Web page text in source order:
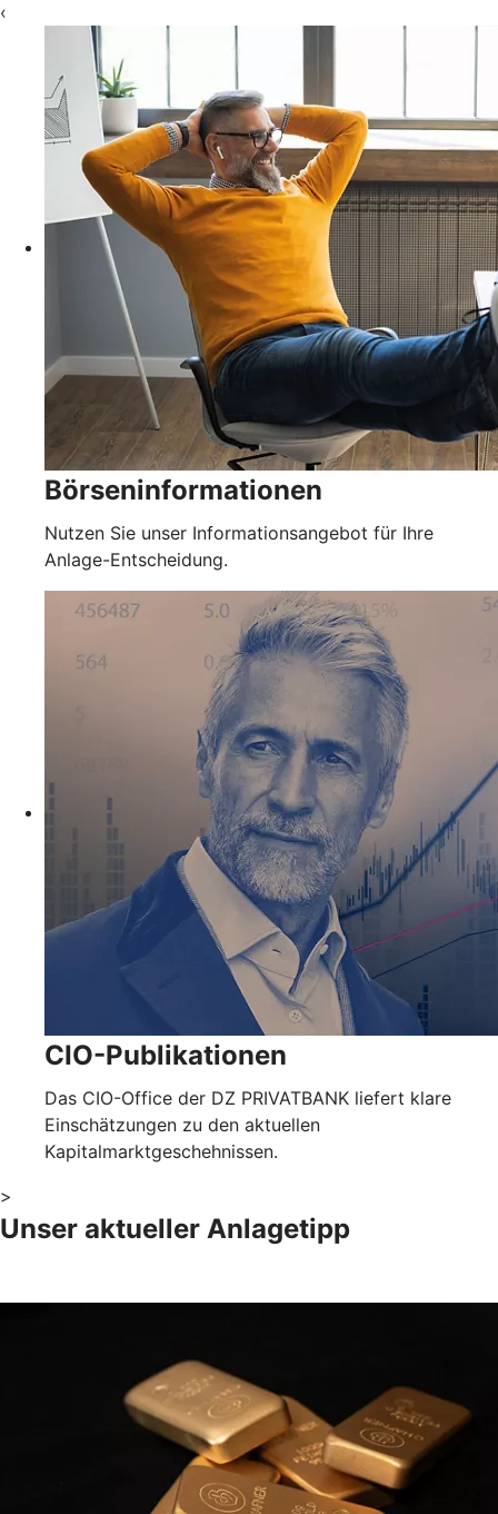
‹
Börseninformationen
Nutzen Sie unser Informationsangebot für Ihre
Anlage-Entscheidung.
CIO-Publikationen
Das CIO-Office der DZ PRIVATBANK liefert klare
Einschätzungen zu den aktuellen
Kapitalmarktgeschehnissen.
>
Unser aktueller Anlagetipp